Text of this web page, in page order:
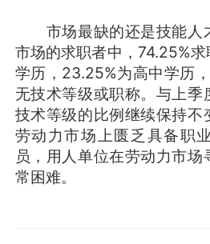
市场最缺的还是技能人
市场的求职者中，74.25%
学历，23.25%为高中学历
无技术等级或职称。与上季
技术等级的比例继续保持不
劳动力市场上匮乏具备职
员，用人单位在劳动力市
常困难。